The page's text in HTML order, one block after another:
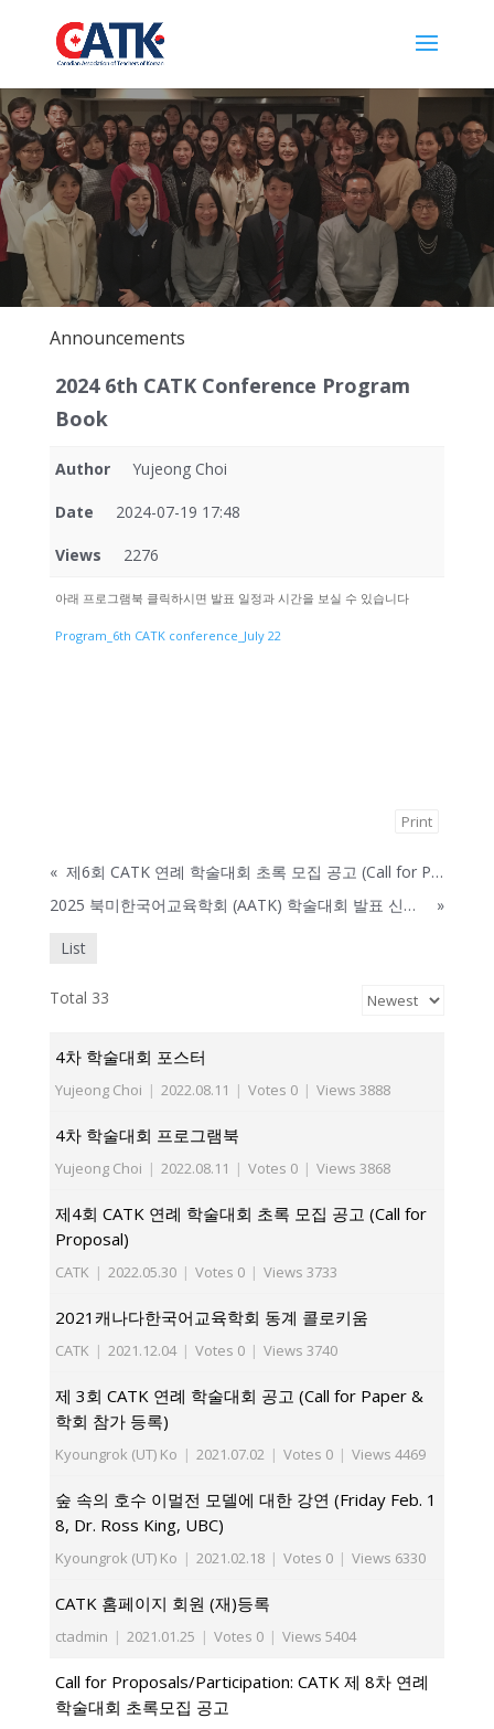
Announcements
2024 6th CATK Conference Program
Book
Author Yujeong Choi
Date 2024-07-19 17:48
Views 2276
아래 프로그램북 클릭하시면 발표 일정과 시간을 보실 수 있습니다
Program_6th CATK conference_July 22
Print
«
제6회 CATK 연례 학술대회 초록 모집 공고 (Call for Proposal)
2025 북미한국어교육학회 (AATK) 학술대회 발표 신청 안내
»
List
Total 33
4차 학술대회 포스터
Yujeong Choi | 2022.08.11 | Votes 0 | Views 3888
4차 학술대회 프로그램북
Yujeong Choi | 2022.08.11 | Votes 0 | Views 3868
제4회 CATK 연례 학술대회 초록 모집 공고 (Call for
Proposal)
CATK | 2022.05.30 | Votes 0 | Views 3733
2021캐나다한국어교육학회 동계 콜로키움
CATK | 2021.12.04 | Votes 0 | Views 3740
제 3회 CATK 연례 학술대회 공고 (Call for Paper &
학회 참가 등록)
Kyoungrok (UT) Ko | 2021.07.02 | Votes 0 | Views 4469
숲 속의 호수 이멀전 모델에 대한 강연 (Friday Feb. 1
8, Dr. Ross King, UBC)
Kyoungrok (UT) Ko | 2021.02.18 | Votes 0 | Views 6330
CATK 홈페이지 회원 (재)등록
ctadmin | 2021.01.25 | Votes 0 | Views 5404
Call for Proposals/Participation: CATK 제 8차 연례
학술대회 초록모집 공고